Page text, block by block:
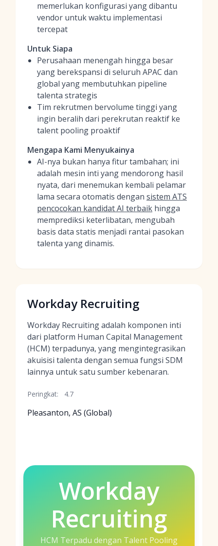
memerlukan konfigurasi yang dibantu
vendor untuk waktu implementasi
tercepat
Untuk Siapa
Perusahaan menengah hingga besar
yang berekspansi di seluruh APAC dan
global yang membutuhkan pipeline
talenta strategis
Tim rekrutmen bervolume tinggi yang
ingin beralih dari perekrutan reaktif ke
talent pooling proaktif
Mengapa Kami Menyukainya
AI-nya bukan hanya fitur tambahan; ini
adalah mesin inti yang mendorong hasil
nyata, dari menemukan kembali pelamar
lama secara otomatis dengan sistem ATS
pencocokan kandidat AI terbaik hingga
memprediksi keterlibatan, mengubah
basis data statis menjadi rantai pasokan
talenta yang dinamis.
Workday Recruiting
Workday Recruiting adalah komponen inti
dari platform Human Capital Management
(HCM) terpadunya, yang mengintegrasikan
akuisisi talenta dengan semua fungsi SDM
lainnya untuk satu sumber kebenaran.
Peringkat: 4.7
Pleasanton, AS (Global)
Workday
Recruiting
HCM Terpadu dengan Talent Pooling